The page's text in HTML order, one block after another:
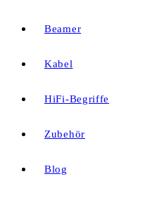
Beamer
Kabel
HiFi-Begriffe
Zubehör
Blog